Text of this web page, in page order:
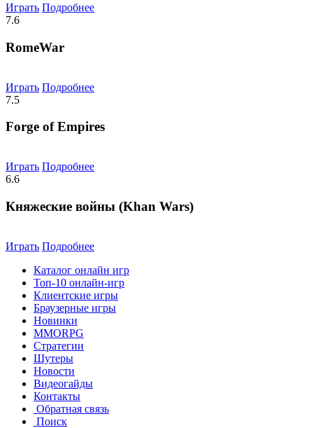
Играть Подробнее
7.6
RomeWar
Играть Подробнее
7.5
Forge of Empires
Играть Подробнее
6.6
Княжеские войны (Khan Wars)
Играть Подробнее
Каталог онлайн игр
Топ-10 онлайн-игр
Клиентские игры
Браузерные игры
Новинки
MMORPG
Стратегии
Шутеры
Новости
Видеогайды
Контакты
Обратная связь
Поиск